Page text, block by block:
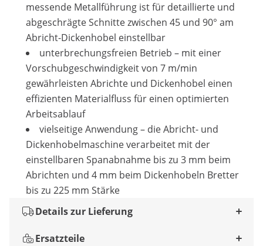
messende Metallführung ist für detaillierte und
abgeschrägte Schnitte zwischen 45 und 90° am
Abricht-Dickenhobel einstellbar
unterbrechungsfreien Betrieb – mit einer
Vorschubgeschwindigkeit von 7 m/min
gewährleisten Abrichte und Dickenhobel einen
effizienten Materialfluss für einen optimierten
Arbeitsablauf
vielseitige Anwendung – die Abricht- und
Dickenhobelmaschine verarbeitet mit der
einstellbaren Spanabnahme bis zu 3 mm beim
Abrichten und 4 mm beim Dickenhobeln Bretter
bis zu 225 mm Stärke
Details zur Lieferung
Ersatzteile